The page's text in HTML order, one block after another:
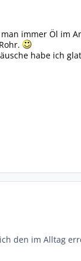
immer Öl im
habe ich
den im Alltag